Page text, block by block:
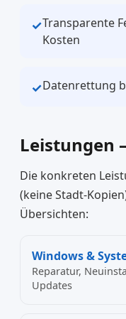
✓Transparente
Kosten
✓Datenrettung
Leistungen
Die konkreten
(keine Stadt-
Übersichten:
Windows &
Reparatur,
Updates